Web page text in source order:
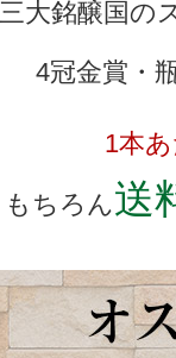
大銘醸国の
4冠金賞・
1本あ
もちろん送